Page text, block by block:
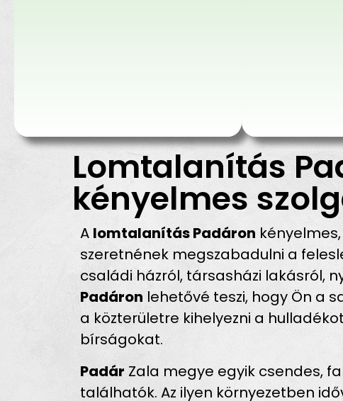
Lomtalanítás
kényelmes
A lomtalanítás Padáron
szeretnének megszabadulni a
családi házról, társasházi lakásról,
Padáron lehetővé teszi, hogy Ön a
a közterületre kihelyezni a
bírságokat.
Padár Zala megye egyik csendes,
találhatók. Az ilyen környezetben